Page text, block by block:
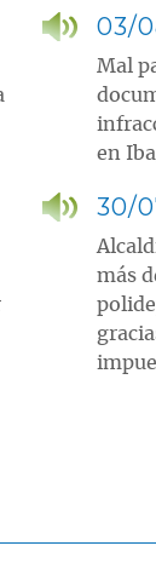
03/
Mal
en
30/
más